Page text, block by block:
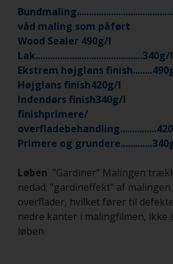
våd maling som påført
Wood Sealer 490g/l
Lak............................................340g/l
Ekstrem højglans
Højglans finish420g/l
Indendørs finish340g/l
finishprimere/
Primere og
Løben "Gardiner" Malingen
nedad; "gardineffekt" af
overflader, hvilket fører til
nedre kanter i malingfilmen,
løben